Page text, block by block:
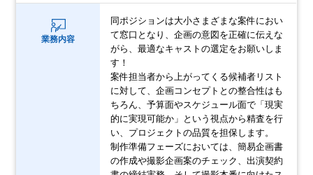
業務内容
同ポジションは大小さまざまな案件におい
て窓口となり、企画の意図を正確に伝えな
がら、最適なキャストの選定をお願いしま
す！
案件担当者から上がってくる候補者リスト
に対して、企画コンセプトとの整合性はも
ちろん、予算面やスケジュール面で「現実
的に実現可能か」という視点から精査を行
い、プロジェクトの品質を担保します。
制作準備フェーズにおいては、簡易企画書
の作成や撮影企画案のチェック、出演契約